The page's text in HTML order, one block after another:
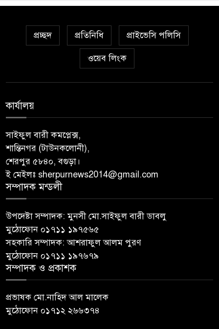
প্রচ্ছদ প্রতিনিধি প্রাইভেসি পলিসি
ওয়েব লিংক
কার্যালয়
সাইফুল বারী কমপ্লেক্স,
শান্তিনগর (টাউনকলোনী),
শেরপুর ৫৮৪০, বগুড়া।
ই মেইলঃ sherpurnews2014@gmail.com
সম্পাদক মন্ডলী
উপদেষ্টা সম্পাদক: মুনসী মো.সাইফুল বারী ডাবলু
মুঠোফোন ০১৭১১ ১৯৭৫৬৫
সহকারি সম্পাদক: আশরাফুল আলম পুরণ
মুঠোফোন ০১৭১১ ১৯৭৬৭৯
সম্পাদক ও প্রকাশক
প্রভাষক মো.নাহিদ আল মালেক
মুঠোফোন ০১৭১২ ২৬৬৩৭৪